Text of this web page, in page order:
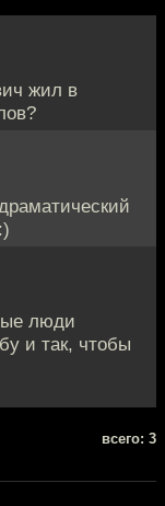
жил в
люди
и так, чтобы
всего: 3